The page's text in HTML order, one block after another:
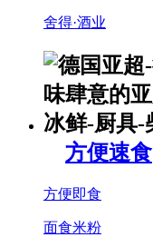
舍得·酒业
方便速食
方便即食
面食米粉